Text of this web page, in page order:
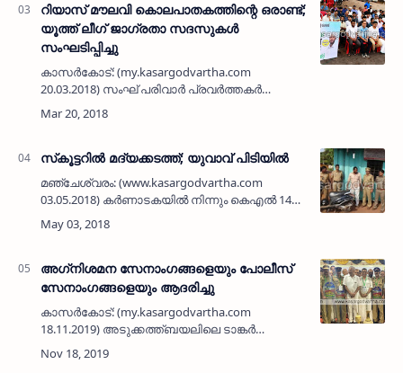
റിയാസ് മൗലവി കൊലപാതകത്തിന്റെ ഒരാണ്ട്;
യൂത്ത് ലീഗ് ജാഗ്രതാ സദസുകള്‍
സംഘടിപ്പിച്ചു
കാസര്‍കോട്: (my.kasargodvartha.com
20.03.2018) സംഘ് പരിവാര്‍ പ്രവര്‍ത്തകര്‍
പഴയചൂരി മുഹിയുദ്ദീന്‍ ജുമാമസ്ജിദില്‍ കയറി
അതിദാരുണമായി വെട്ടിക്കൊന്ന കര്‍ണാടക
സ്‌കൂട്ടറില്‍ മദ്യക്കടത്ത്; യുവാവ് പിടിയില്‍
മഞ്ചേശ്വരം: (www.kasargodvartha.com
03.05.2018) കര്‍ണാടകയില്‍ നിന്നും കെഎല്‍ 14
എസ് 1192 നമ്പര്‍ ഹോണ്ട ആക്ടീവ സ്‌കൂട്ടറില്‍
കടത്തുകയായിരുന്ന 23 കുപ്പി വിദേശമദ്യവുമായി
അഗ്‌നിശമന സേനാംഗങ്ങളെയും പോലീസ്
സേനാംഗങ്ങളെയും ആദരിച്ചു
കാസര്‍കോട്: (my.kasargodvartha.com
18.11.2019) അടുക്കത്ത്ബയലിലെ ടാങ്കര്‍
ദുരന്തത്തില്‍നിന്നും നാടിനെയും നാട്ടുകാരെയും
രക്ഷിക്കാന്‍ സ്വന്തം ജീവന്‍പോലും വകവെക്കാതെ